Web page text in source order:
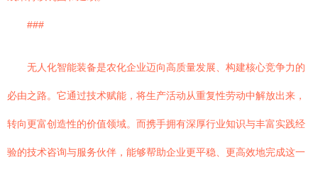
###
无人化智能装备是农化企业迈向高质量发展、构建核心竞争力的
必由之路。它通过技术赋能，将生产活动从重复性劳动中解放出来，
转向更富创造性的价值领域。而携手拥有深厚行业知识与丰富实践经
验的技术咨询与服务伙伴，能够帮助企业更平稳、更高效地完成这一